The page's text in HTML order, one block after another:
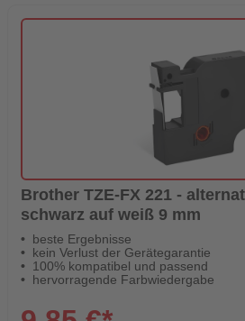
Brother TZE-FX 221 -
schwarz auf weiß 9 mm
beste Ergebnisse
kein Verlust der Gerätegarantie
100% kompatibel und passend
hervorragende Farbwiedergabe